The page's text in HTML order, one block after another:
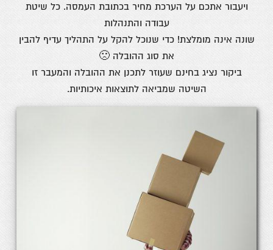
ויעבור אתכם על הערכת מחיר בכתובת העמסה. כל שיטת
עבודה והתנהלות
שונה אינה מומלצת! כדי שנוכל להקל על התהליך עדיף להבין
את סוג ההובלה 🙁
ביקור נציג בחינם שעוזר לתכנן את ההובלה והמעבר זו
השיטה שמביאה לתוצאות איכותיות.